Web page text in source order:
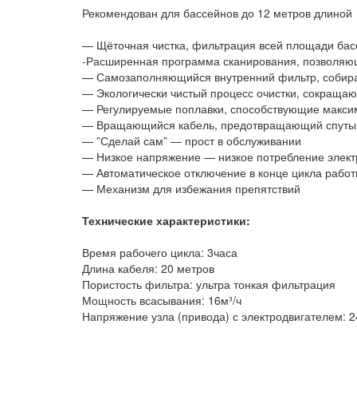
i
e
:
Рекомендован для бассейнов до 12 метров длиной
— Щёточная чистка, фильтрация всей площади
-Расширенная программа сканирования,
— Самозаполняющийся внутренний фильтр,
— Экологически чистый процесс очистки,
— Регулируемые поплавки, способствующие
— Вращающийся кабель, предотвращающий
— ”Сделай сам” — прост в обслуживании
— Низкое напряжение — низкое потребление
— Автоматическое отключение в конце цикла
— Механизм для избежания препятствий
Технические характеристики:
Время рабочего цикла: 3часа
Длина кабеля: 20 метров
Пористость фильтра: ультра тонкая фильтрация
Мощность всасывания: 16м³/ч
Напряжение узла (привода) с электродвигателем: